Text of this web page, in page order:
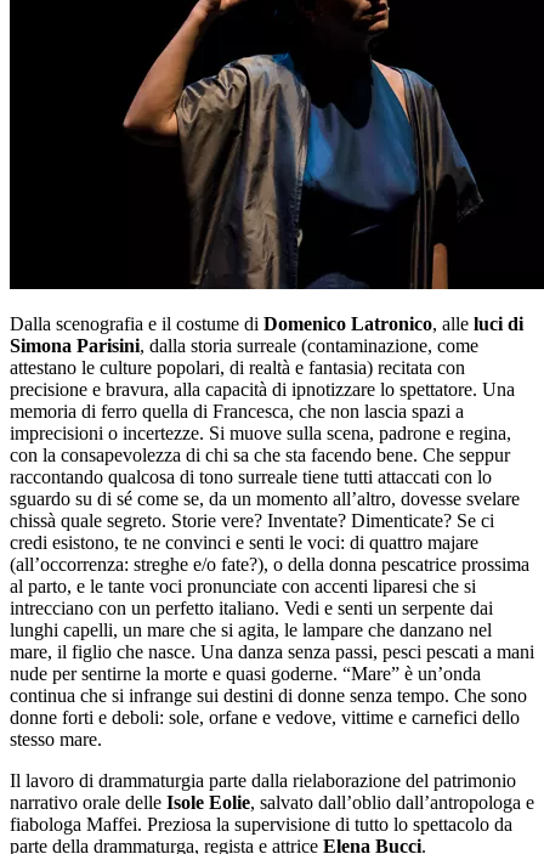
Dalla scenografia e il costume di Domenico Latronico, alle luci di
Simona Parisini, dalla storia surreale (contaminazione, come
attestano le culture popolari, di realtà e fantasia) recitata con
precisione e bravura, alla capacità di ipnotizzare lo spettatore. Una
memoria di ferro quella di Francesca, che non lascia spazi a
imprecisioni o incertezze. Si muove sulla scena, padrone e regina,
con la consapevolezza di chi sa che sta facendo bene. Che seppur
raccontando qualcosa di tono surreale tiene tutti attaccati con lo
sguardo su di sé come se, da un momento all’altro, dovesse svelare
chissà quale segreto. Storie vere? Inventate? Dimenticate? Se ci
credi esistono, te ne convinci e senti le voci: di quattro majare
(all’occorrenza: streghe e/o fate?), o della donna pescatrice prossima
al parto, e le tante voci pronunciate con accenti liparesi che si
intrecciano con un perfetto italiano. Vedi e senti un serpente dai
lunghi capelli, un mare che si agita, le lampare che danzano nel
mare, il figlio che nasce. Una danza senza passi, pesci pescati a mani
nude per sentirne la morte e quasi goderne. “Mare” è un’onda
continua che si infrange sui destini di donne senza tempo. Che sono
donne forti e deboli: sole, orfane e vedove, vittime e carnefici dello
stesso mare.
Il lavoro di drammaturgia parte dalla rielaborazione del patrimonio
narrativo orale delle Isole Eolie, salvato dall’oblio dall’antropologa e
fiabologa Maffei. Preziosa la supervisione di tutto lo spettacolo da
parte della drammaturga, regista e attrice Elena Bucci.